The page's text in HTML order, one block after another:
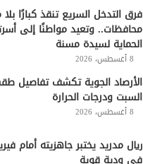
محافظات.. وتعيد مواطنًا إلى
الحماية لسيدة مسنة
8 أغسطس، 2026
الأرصاد الجوية تكشف تفاصيل
السبت ودرجات الحرارة
8 أغسطس، 2026
ريال مدريد يختبر جاهزيته أمام